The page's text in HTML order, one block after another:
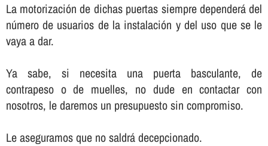
La motorización de dichas puertas siempre dependerá del
número de usuarios de la instalación y del uso que se le
vaya a dar.
Ya sabe, si necesita una puerta basculante, de
contrapeso o de muelles, no dude en contactar con
nosotros, le daremos un presupuesto sin compromiso.
Le aseguramos que no saldrá decepcionado.